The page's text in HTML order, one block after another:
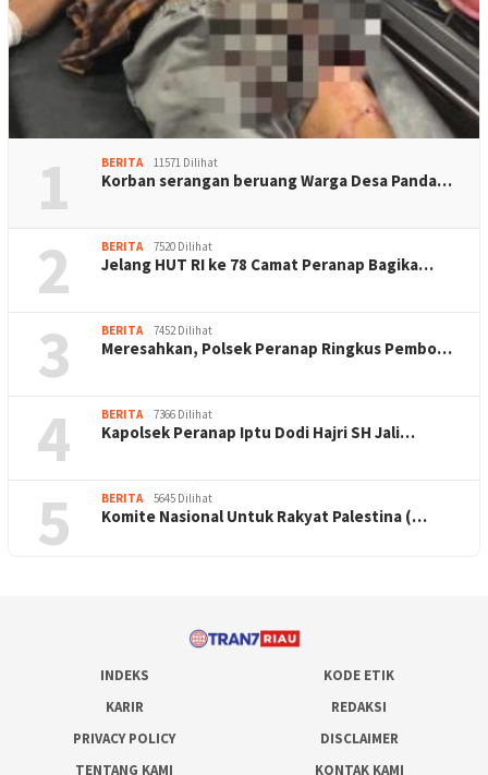
1 BERITA 11571 Dilihat
Korban serangan beruang Warga Desa Panda…
2 BERITA 7520 Dilihat
Jelang HUT RI ke 78 Camat Peranap Bagika…
3 BERITA 7452 Dilihat
Meresahkan, Polsek Peranap Ringkus Pembo…
4 BERITA 7366 Dilihat
Kapolsek Peranap Iptu Dodi Hajri SH Jali…
5 BERITA 5645 Dilihat
Komite Nasional Untuk Rakyat Palestina (…
INDEKS
KODE ETIK
KARIR
REDAKSI
PRIVACY POLICY
DISCLAIMER
TENTANG KAMI
KONTAK KAMI